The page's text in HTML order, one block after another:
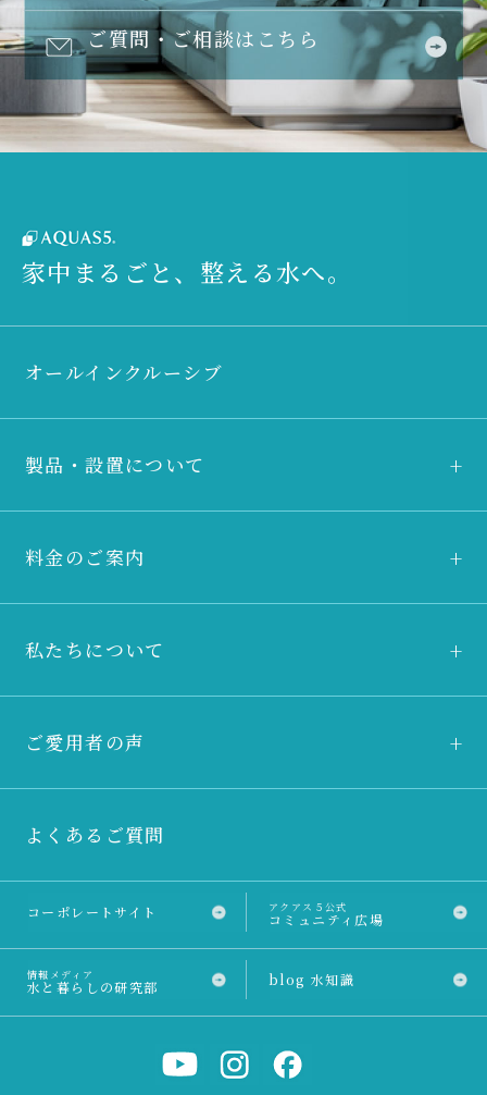
ご質問・ご相談はこちら
家中まるごと、整える水へ。
オールインクルーシブ
製品・設置について
料金のご案内
私たちについて
ご愛用者の声
よくあるご質問
コーポレートサイト アクアス５公式
コミュニティ広場
情報メディア
水と暮らしの研究部 blog 水知識